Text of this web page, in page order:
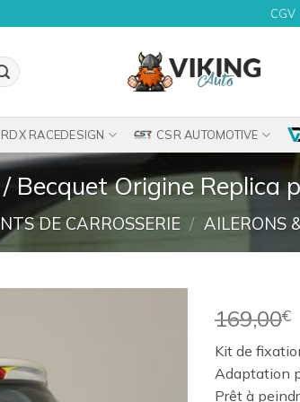
CGV
RDX RACEDESIGN CSR AUTOMOTIVE
Becquet Origine Replica
DE CARROSSERIE / AILERONS
169,00€
Kit de
Adaptation
Prêt à